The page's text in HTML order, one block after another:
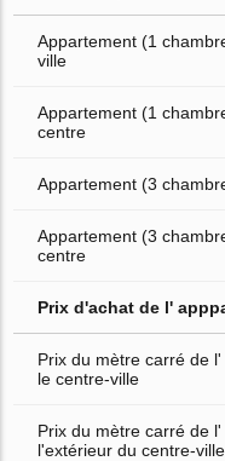
Appartement (1
ville
Appartement (1
centre
Appartement (3
Appartement (3
centre
Prix d'achat de l'
Prix du mètre carré de
le centre-ville
Prix du mètre carré de
l'extérieur du centre-ville